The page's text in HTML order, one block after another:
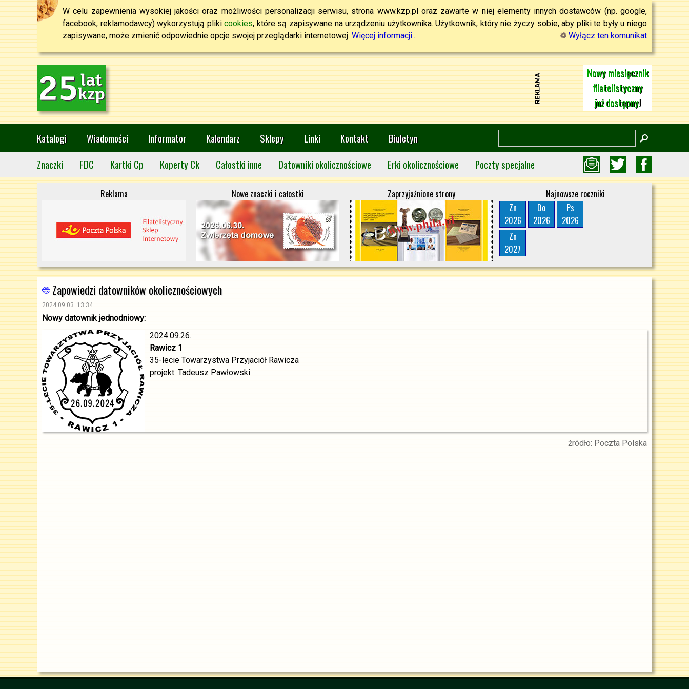
W celu zapewnienia wysokiej jakości oraz możliwości personalizacji serwisu, strona www.kzp.pl oraz zawarte w niej elementy innych dostawców (np. google,
facebook, reklamodawcy) wykorzystują plikicookies, które są zapisywane na urządzeniu użytkownika. Użytkownik, który nie życzy sobie, aby pliki te były u niego
zapisywane, może zmienić odpowiednie opcje swojej przeglądarki internetowej. Więcej informacji... Wyłącz ten komunikat
Nowy miesięcznik
filatelistyczny
już dostępny!
Katalogi Wiadomości Informator Kalendarz Sklepy Linki Kontakt
Biuletyn
Znaczki
FDC Kartki Cp Koperty Ck Całostki inne Datowniki okolicznościowe Erki okolicznościowe Poczty specjalne
Reklama Nowe znaczki i całostki Zaprzyjaźnione strony
Najnowsze roczniki
Zn
2026
Do
2026
Ps
2026
Zn
2027
Zapowiedzi datowników okolicznościowych
2024.09.03. 13:34
Nowy datownik jednodniowy:
2024.09.26.
Rawicz 1
35-lecie Towarzystwa Przyjaciół Rawicza
projekt: Tadeusz Pawłowski
źródło: Poczta Polska